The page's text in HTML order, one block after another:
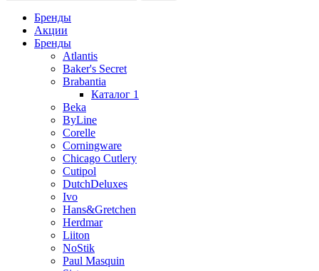
Бренды
Акции
Бренды
Atlantis
Baker's Secret
Brabantia
Каталог 1
Beka
ByLine
Corelle
Corningware
Chicago Cutlery
Cutipol
DutchDeluxes
Ivo
Hans&Gretchen
Herdmar
Liiton
NoStik
Paul Masquin